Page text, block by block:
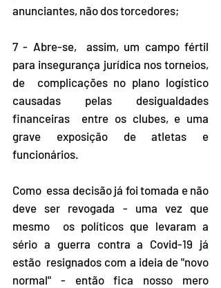
anunciantes, não dos torcedores;
7 - Abre-se,  assim, um campo fértil
para insegurança jurídica nos torneios,
de  complicações no plano logístico
causadas pelas desigualdades
financeiras  entre os clubes, e uma
grave exposição de atletas e
funcionários.
Como  essa decisão já foi tomada e não
deve ser revogada - uma vez que
mesmo  os políticos que levaram a
sério a guerra contra a Covid-19 já
estão  resignados com a ideia de "novo
normal" - então fica nosso mero